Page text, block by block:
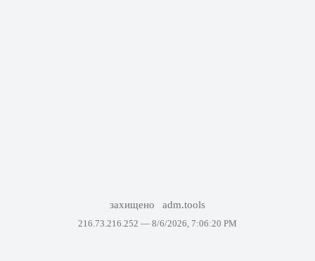
захищено adm.tools
216.73.216.252 — 8/6/2026, 7:06:20 PM